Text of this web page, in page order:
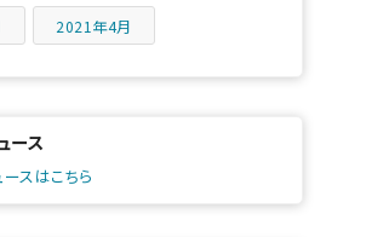
2021年4月
ース
スはこちら